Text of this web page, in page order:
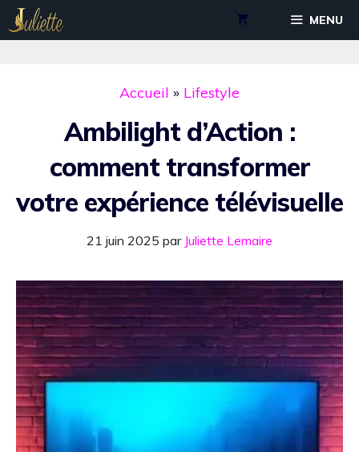
Aller
au
MENU
Accueil » Lifestyle
Ambilight d’Action :
comment transformer
votre expérience télévisuelle
21 juin 2025 par Juliette Lemaire